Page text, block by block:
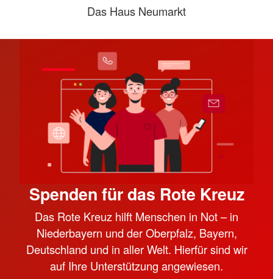
Das Haus Neumarkt
Spenden für das Rote Kreuz
Das Rote Kreuz hilft Menschen in Not – in
Niederbayern und der Oberpfalz, Bayern,
Deutschland und in aller Welt. Hierfür sind wir
auf Ihre Unterstützung angewiesen.